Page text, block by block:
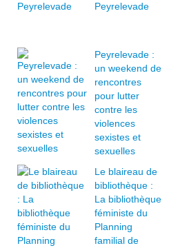
Peyrelevade
Peyrelevade :
un weekend de
rencontres
pour lutter
contre les
violences
sexistes et
sexuelles
Le blaireau de
bibliothèque :
La bibliothèque
féministe du
Planning
familial de